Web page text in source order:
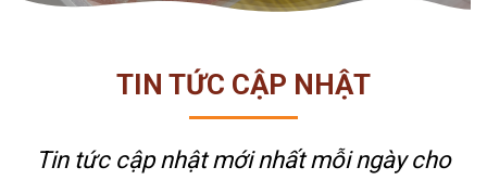
TIN TỨC CẬP NHẬT
Tin tức cập nhật mới nhấtmỗi ngày cho